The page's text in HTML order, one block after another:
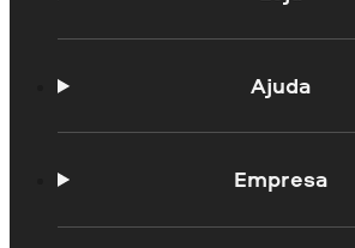
Produtos para Mac Ajuda
Portal de aprendizagem
Empresa